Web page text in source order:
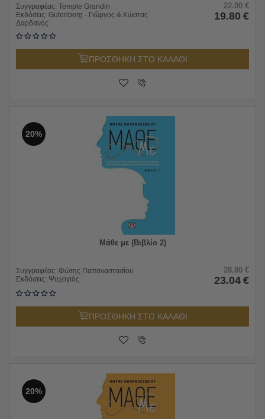
Συγγραφέας: Temple Grandin
Εκδόσεις: Gutenberg - Γιώργος & Κώστας
Δαρδανός
22.00 €
19.80 €
ΠΡΟΣΘΗΚΗ ΣΤΟ ΚΑΛΑΘΙ
20%
Μάθε με (Βιβλίο 2)
Συγγραφέας: Φώτης Παπαναστασίου
Εκδόσεις: Ψυχογιός
28.80 €
23.04 €
ΠΡΟΣΘΗΚΗ ΣΤΟ ΚΑΛΑΘΙ
20%